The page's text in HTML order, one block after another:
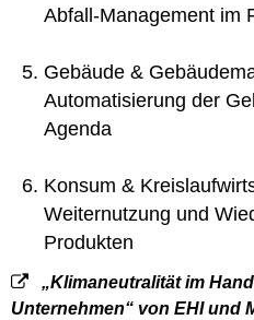
Abfall-Management im
Gebäude &
Automatisierung der
Agenda
Konsum &
Weiternutzung und
Produkten
„Klimaneutralität im
Unternehmen“ von EHI und